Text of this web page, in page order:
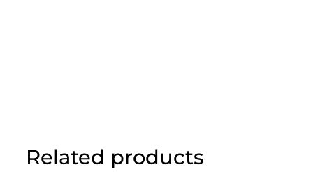
Related products